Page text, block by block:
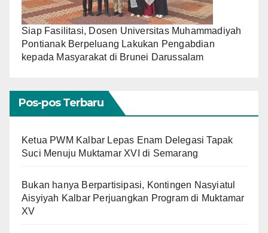
Siap Fasilitasi, Dosen Universitas Muhammadiyah
Pontianak Berpeluang Lakukan Pengabdian
kepada Masyarakat di Brunei Darussalam
Pos-pos Terbaru
Ketua PWM Kalbar Lepas Enam Delegasi Tapak
Suci Menuju Muktamar XVI di Semarang
Bukan hanya Berpartisipasi, Kontingen Nasyiatul
Aisyiyah Kalbar Perjuangkan Program di Muktamar
XV